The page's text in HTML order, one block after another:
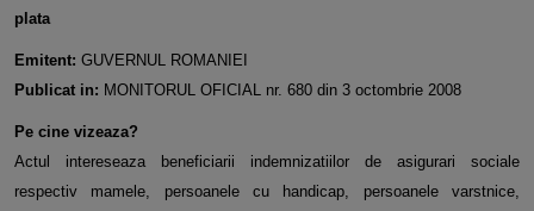
plata
Emitent: GUVERNUL ROMANIEI
Publicat in: MONITORUL OFICIAL nr. 680 din 3 octombrie 2008
Pe cine vizeaza?
Actul intereseaza beneficiarii indemnizatiilor de asigurari sociale
respectiv mamele, persoanele cu handicap, persoanele varstnice,